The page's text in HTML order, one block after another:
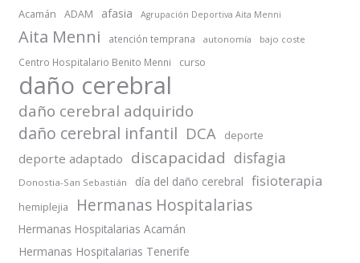
Acamán ADAM afasia Agrupación Deportiva Aita Menni
Aita Menni atención temprana autonomía bajo coste
Centro Hospitalario Benito Menni curso
daño cerebral
daño cerebral adquirido
daño cerebral infantil DCA deporte
deporte adaptado discapacidad disfagia
Donostia-San Sebastián día del daño cerebral fisioterapia
hemiplejia Hermanas Hospitalarias
Hermanas Hospitalarias Acamán
Hermanas Hospitalarias Tenerife